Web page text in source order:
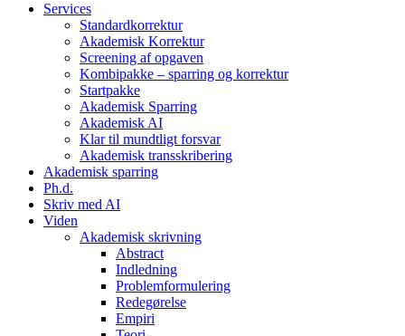
Services
Standardkorrektur
Akademisk Korrektur
Screening af opgaven
Kombipakke – sparring og korrektur
Startpakke
Akademisk Sparring
Akademisk AI
Klar til mundtligt forsvar
Akademisk transskribering
Akademisk sparring
Ph.d.
Skriv med AI
Viden
Akademisk skrivning
Abstract
Indledning
Problemformulering
Redegørelse
Empiri